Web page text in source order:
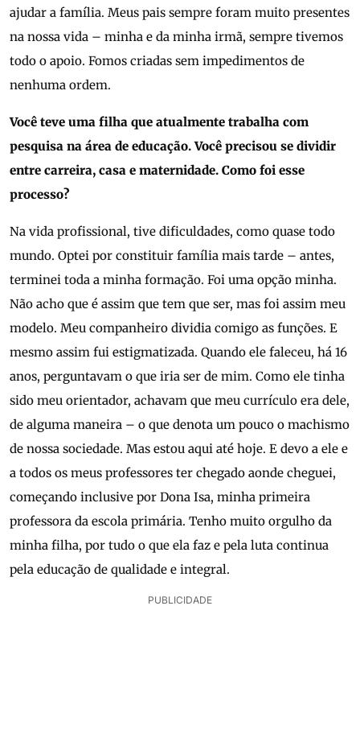
ajudar a família. Meus pais sempre foram muito presentes
na nossa vida – minha e da minha irmã, sempre tivemos
todo o apoio. Fomos criadas sem impedimentos de
nenhuma ordem.
Você teve uma filha que atualmente trabalha com
pesquisa na área de educação. Você precisou se dividir
entre carreira, casa e maternidade. Como foi esse
processo?
Na vida profissional, tive dificuldades, como quase todo
mundo. Optei por constituir família mais tarde – antes,
terminei toda a minha formação. Foi uma opção minha.
Não acho que é assim que tem que ser, mas foi assim meu
modelo. Meu companheiro dividia comigo as funções. E
mesmo assim fui estigmatizada. Quando ele faleceu, há 16
anos, perguntavam o que iria ser de mim. Como ele tinha
sido meu orientador, achavam que meu currículo era dele,
de alguma maneira – o que denota um pouco o machismo
de nossa sociedade. Mas estou aqui até hoje. E devo a ele e
a todos os meus professores ter chegado aonde cheguei,
começando inclusive por Dona Isa, minha primeira
professora da escola primária. Tenho muito orgulho da
minha filha, por tudo o que ela faz e pela luta continua
pela educação de qualidade e integral.
PUBLICIDADE